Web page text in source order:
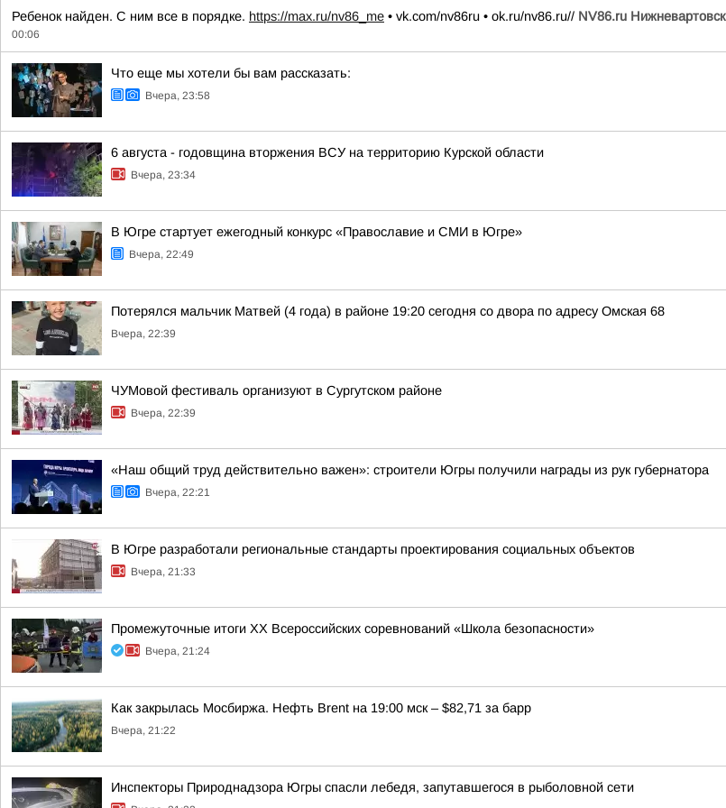
Ребенок найден. С ним все в порядке. https://max.ru/nv86_me • vk.com/nv86ru • ok.ru/nv86.ru// NV86.ru Нижневартовск
00:06
Что еще мы хотели бы вам рассказать:
Вчера, 23:58
6 августа - годовщина вторжения ВСУ на территорию Курской области
Вчера, 23:34
В Югре стартует ежегодный конкурс «Православие и СМИ в Югре»
Вчера, 22:49
Потерялся мальчик Матвей (4 года) в районе 19:20 сегодня со двора по адресу Омская 68
Вчера, 22:39
ЧУМовой фестиваль организуют в Сургутском районе
Вчера, 22:39
«Наш общий труд действительно важен»: строители Югры получили награды из рук губернатора
Вчера, 22:21
В Югре разработали региональные стандарты проектирования социальных объектов
Вчера, 21:33
Промежуточные итоги XX Всероссийских соревнований «Школа безопасности»
Вчера, 21:24
Как закрылась Мосбиржа. Нефть Brent на 19:00 мск – $82,71 за барр
Вчера, 21:22
Инспекторы Природнадзора Югры спасли лебедя, запутавшегося в рыболовной сети